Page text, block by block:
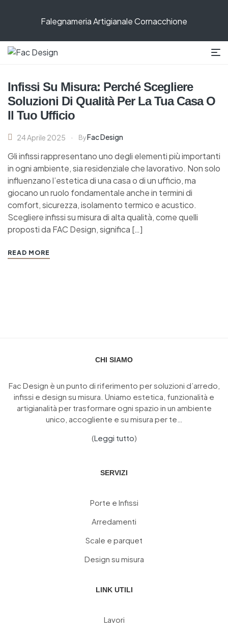
Falegnameria Artigianale Cornacchione
Infissi Su Misura: Perché Scegliere
Soluzioni Di Qualità Per La Tua Casa O
Il Tuo Ufficio
24 Aprile 2025 ByFac Design
Gli infissi rappresentano uno degli elementi più importanti
in ogni ambiente, sia residenziale che lavorativo. Non solo
influenzano l’estetica di una casa o di un ufficio, ma
giocano un ruolo fondamentale anche in termini di
comfort, sicurezza, isolamento termico e acustico.
Scegliere infissi su misura di alta qualità, come quelli
proposti da FAC Design, significa […]
READ MORE
CHI SIAMO
Fac Design è un punto di riferimento per soluzioni d’arredo,
infissi e design su misura. Uniamo estetica, funzionalità e
artigianalità per trasformare ogni spazio in un ambiente
unico, accogliente e su misura per te…
(Leggi tutto)
SERVIZI
Porte e Infissi
Arredamenti
Scale e parquet
Design su misura
LINK UTILI
Lavori